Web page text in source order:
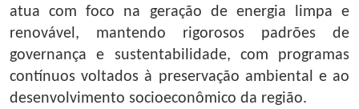
atua com foco na geração de energia limpa e
renovável, mantendo rigorosos padrões de
governança e sustentabilidade, com programas
contínuos voltados à preservação ambiental e ao
desenvolvimento socioeconômico da região.